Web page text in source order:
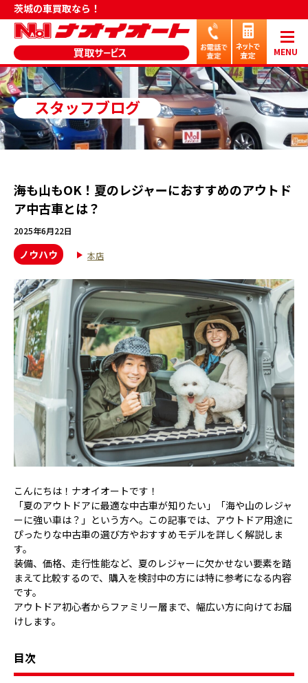
茨城の車買取なら！
MENU
スタッフブログ
海も山もOK！夏のレジャーにおすすめのアウトド
ア中古車とは？
2025年6月22日
ノウハウ 本店
こんにちは！ナオイオートです！
「夏のアウトドアに最適な中古車が知りたい」「海や山のレジャ
ーに強い車は？」という方へ。この記事では、アウトドア用途に
ぴったりな中古車の選び方やおすすめモデルを詳しく解説しま
す。
装備、価格、走行性能など、夏のレジャーに欠かせない要素を踏
まえて比較するので、購入を検討中の方には特に参考になる内容
です。
アウトドア初心者からファミリー層まで、幅広い方に向けてお届
けします。
目次